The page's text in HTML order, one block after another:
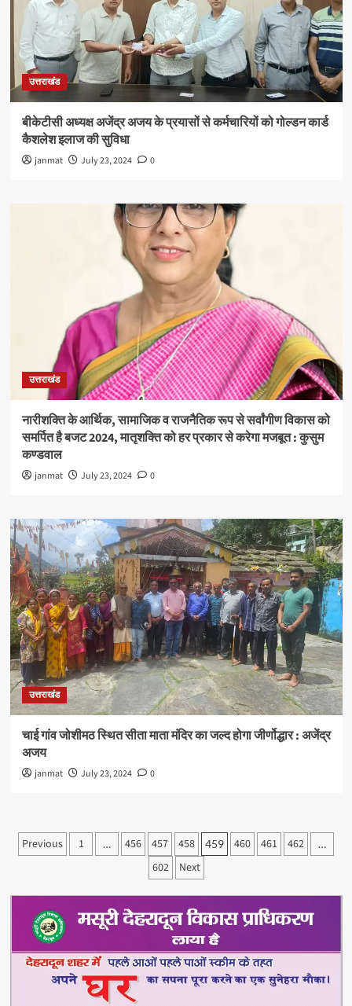
उत्तराखंड
बीकेटीसी अध्यक्ष अजेंद्र अजय के प्रयासों से कर्मचारियों को गोल्डन कार्ड
कैशलेश इलाज की सुविधा
janmat July 23, 2024 0
उत्तराखंड
नारीशक्ति के आर्थिक, सामाजिक व राजनैतिक रूप से सर्वांगीण विकास को
समर्पित है बजट 2024, मातृशक्ति को हर प्रकार से करेगा मजबूत : कुसुम
कण्डवाल
janmat July 23, 2024 0
उत्तराखंड
चाई गांव जोशीमठ स्थित सीता माता मंदिर का जल्द होगा जीर्णोद्धार : अजेंद्र
अजय
janmat July 23, 2024 0
Posts
Previous 1 … 456 457 458 459 460 461 462 …
602 Next